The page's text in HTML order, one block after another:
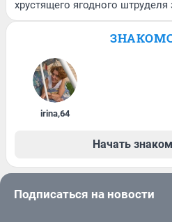
хрустящего ягодного штруделя
irina,64
Начать
Подписаться на новости